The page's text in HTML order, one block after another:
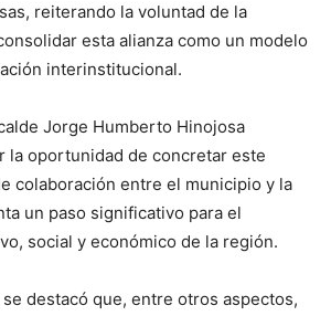
reiterando la voluntad de la
esta alianza como un modelo
interinstitucional.
Jorge Humberto Hinojosa
la oportunidad de concretar este
colaboración entre el municipio y la
un paso significativo para el
social y económico de la región.
destacó que, entre otros aspectos,